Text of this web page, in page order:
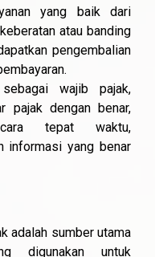
yang baik dari
atau banding
pengembalian
wajib pajak,
pajak dengan benar,
tepat waktu,
informasi yang benar
adalah sumber utama
digunakan untuk